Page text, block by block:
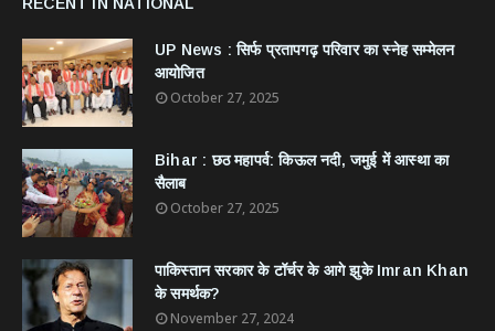
UP News : सिर्फ प्रतापगढ़ परिवार का स्नेह सम्मेलन
आयोजित
October 27, 2025
Bihar : छठ महापर्व: किऊल नदी, जमुई में आस्था का
सैलाब
October 27, 2025
​पाकिस्तान सरकार के टॉर्चर के आगे झुके Imran Khan
के समर्थक?
November 27, 2024